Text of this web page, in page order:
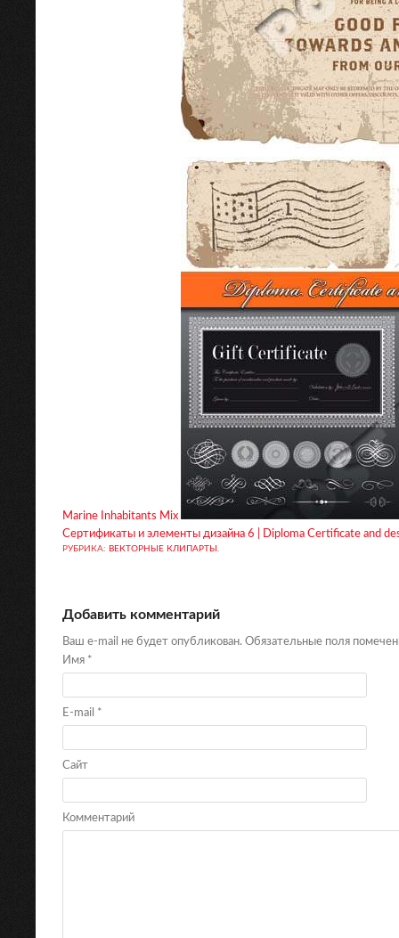
Marine Inhabitants Mix
Сертификаты и элементы дизайна 6 | Diploma Certificate and
РУБРИКА: ВЕКТОРНЫЕ КЛИПАРТЫ
Добавить комментарий
Ваш e-mail не будет опубликован. Обязательные поля
Имя *
E-mail *
Сайт
Комментарий